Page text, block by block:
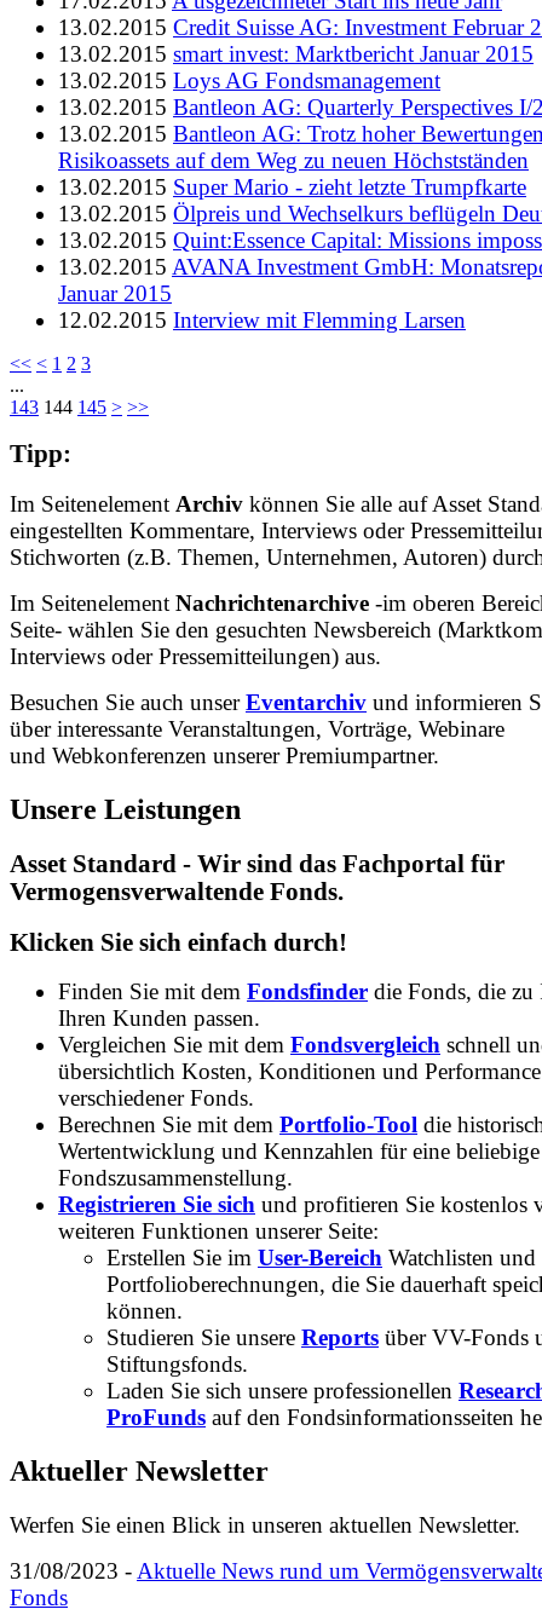
13.02.2015 Credit Suisse AG: Investment Februar
13.02.2015 smart invest: Marktbericht Januar 2015
13.02.2015 Loys AG Fondsmanagement
13.02.2015 Bantleon AG: Quarterly Perspectives I/
13.02.2015 Bantleon AG: Trotz hoher
Risikoassets auf dem Weg zu neuen Höchstständen
13.02.2015 Super Mario - zieht letzte Trumpfkarte
13.02.2015 Ölpreis und Wechselkurs beflügeln
13.02.2015 Quint:Essence Capital: Missions
13.02.2015 AVANA Investment GmbH:
Januar 2015
12.02.2015 Interview mit Flemming Larsen
<< < 1 2 3
...
143 144 145 > >>
Tipp:
Im Seitenelement Archiv können Sie alle auf Asset
eingestellten Kommentare, Interviews oder
Stichworten (z.B. Themen, Unternehmen, Autoren)
Im Seitenelement Nachrichtenarchive -im oberen
Seite- wählen Sie den gesuchten Newsbereich
Interviews oder Pressemitteilungen) aus.
Besuchen Sie auch unserEventarchiv und informieren
über interessante Veranstaltungen, Vorträge, Webinare
und Webkonferenzen unserer Premiumpartner.
Unsere Leistungen
Asset Standard - Wir sind das Fachportal für
Vermogensverwaltende Fonds.
Klicken Sie sich einfach durch!
Finden Sie mit dem Fondsfinder die Fonds, die zu
Ihren Kunden passen.
Vergleichen Sie mit dem Fondsvergleich schnell
übersichtlich Kosten, Konditionen und Performance
verschiedener Fonds.
Berechnen Sie mit dem Portfolio-Tool die
Wertentwicklung und Kennzahlen für eine beliebige
Fondszusammenstellung.
Registrieren Sie sich und profitieren Sie kostenlos
weiteren Funktionen unserer Seite:
Erstellen Sie im User-Bereich Watchlisten und
Portfolioberechnungen, die Sie dauerhaft
können.
Studieren Sie unsere Reports über VV-Fonds
Stiftungsfonds.
Laden Sie sich unsere professionellen
ProFunds auf den Fondsinformationsseiten
Aktueller Newsletter
Werfen Sie einen Blick in unseren aktuellen Newsletter.
31/08/2023 - Aktuelle News rund um
Fonds